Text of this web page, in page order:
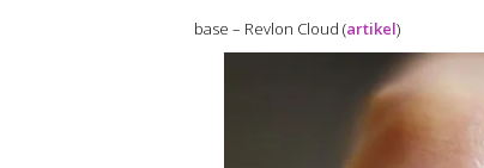
base – Revlon Cloud (artikel)